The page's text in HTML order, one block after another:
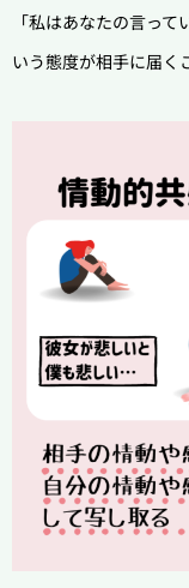
「私はあなたの言っ
いう態度が相手に届く